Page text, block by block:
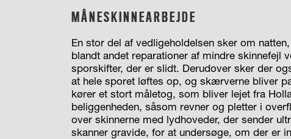
MÅNESKINNEARBEJDE
En stor del af vedligeholdelsen sker om
blandt andet reparationer af mindre skinnefejl
sporskifter, der er slidt. Derudover sker der
at hele sporet løftes op, og skærverne bliver
kører et stort måletog, som bliver lejet fra
beliggenheden, såsom revner og pletter i
over skinnerne med lydhoveder, der sender
skanner gravide, for at undersøge, om der er